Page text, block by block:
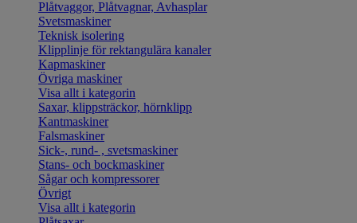
Plåtvaggor, Plåtvagnar, Avhasplar
Svetsmaskiner
Teknisk isolering
Klipplinje för rektangulära kanaler
Kapmaskiner
Övriga maskiner
Visa allt i kategorin
Saxar, klippsträckor, hörnklipp
Kantmaskiner
Falsmaskiner
Sick-, rund- , svetsmaskiner
Stans- och bockmaskiner
Sågar och kompressorer
Övrigt
Visa allt i kategorin